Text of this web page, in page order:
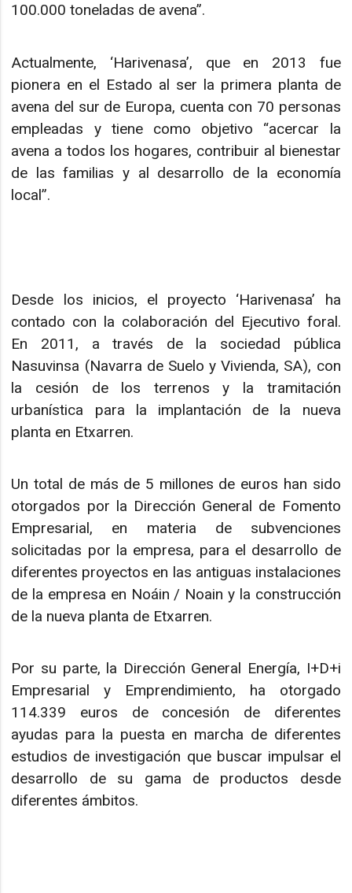
100.000 toneladas de avena”.
Actualmente, ‘Harivenasa’, que en 2013 fue
pionera en el Estado al ser la primera planta de
avena del sur de Europa, cuenta con 70 personas
empleadas y tiene como objetivo “acercar la
avena a todos los hogares, contribuir al bienestar
de las familias y al desarrollo de la economía
local”.
Desde los inicios, el proyecto ‘Harivenasa’ ha
contado con la colaboración del Ejecutivo foral.
En 2011, a través de la sociedad pública
Nasuvinsa (Navarra de Suelo y Vivienda, SA), con
la cesión de los terrenos y la tramitación
urbanística para la implantación de la nueva
planta en Etxarren.
Un total de más de 5 millones de euros han sido
otorgados por la Dirección General de Fomento
Empresarial, en materia de subvenciones
solicitadas por la empresa, para el desarrollo de
diferentes proyectos en las antiguas instalaciones
de la empresa en Noáin / Noain y la construcción
de la nueva planta de Etxarren.
Por su parte, la Dirección General Energía, I+D+i
Empresarial y Emprendimiento, ha otorgado
114.339 euros de concesión de diferentes
ayudas para la puesta en marcha de diferentes
estudios de investigación que buscar impulsar el
desarrollo de su gama de productos desde
diferentes ámbitos.